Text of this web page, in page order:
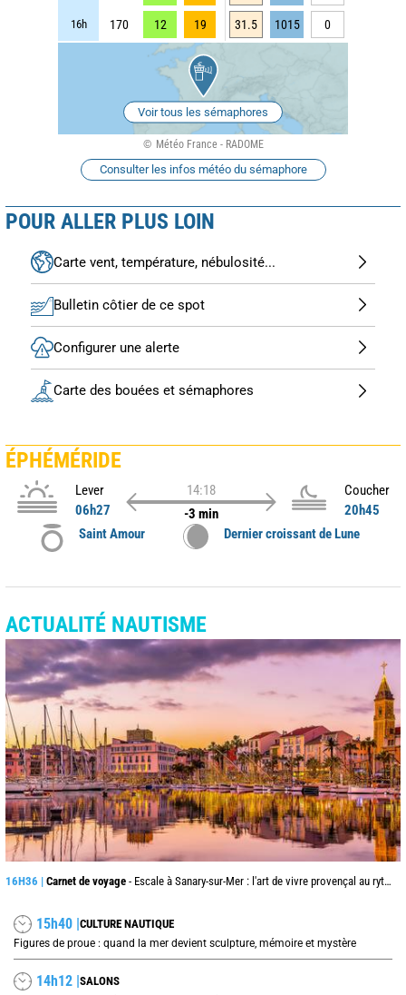
16h 170 12 19 31.5 1015 0
Voir tous les sémaphores
Météo France - RADOME
Consulter les infos météo du sémaphore
POUR ALLER PLUS LOIN
Carte vent, température, nébulosité...
Bulletin côtier de ce spot
Configurer une alerte
Carte des bouées et sémaphores
ÉPHÉMÉRIDE
Lever
06h27
14:18
-3 min
Coucher
20h45
Saint Amour
Dernier croissant de Lune
ACTUALITÉ NAUTISME
16H36 | Carnet de voyage - Escale à Sanary-sur-Mer : l'art de vivre provençal au rythme du port
15h40 |CULTURE NAUTIQUE
Figures de proue : quand la mer devient sculpture, mémoire et mystère
14h12 |SALONS